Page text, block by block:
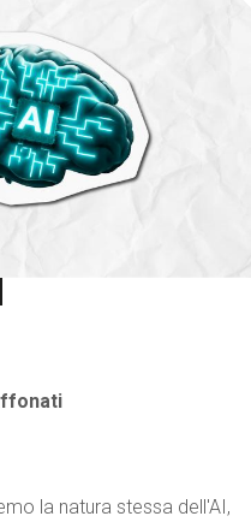
la natura stessa dell'AI,